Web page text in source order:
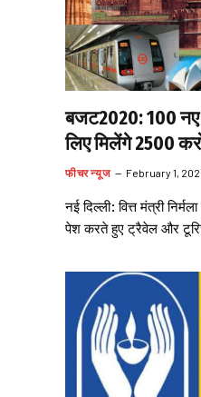
बजट2020: 100 नए
लिए मिलेंगे 2500
फीचर न्यूज February 1,
नई दिल्ली: वित्त मंत्री
पेश करते हुए ट्रैवेल और